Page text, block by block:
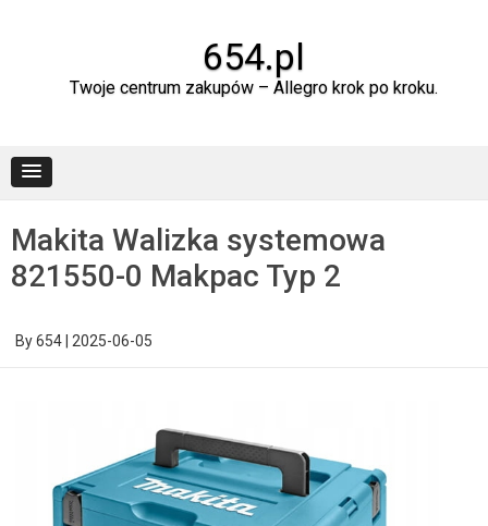
654.pl
Twoje centrum zakupów – Allegro krok po kroku.
Makita Walizka systemowa
821550-0 Makpac Typ 2
By654 2025-06-05